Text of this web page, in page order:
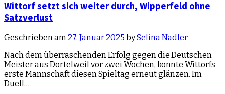
Wittorf setzt sich weiter durch, Wipperfeld ohne
Satzverlust
Geschrieben am 27. Januar 2025 bySelina Nadler
Nach dem überraschenden Erfolg gegen die Deutschen
Meister aus Dortelweil vor zwei Wochen, konnte Wittorfs
erste Mannschaft diesen Spieltag erneut glänzen. Im
Duell…